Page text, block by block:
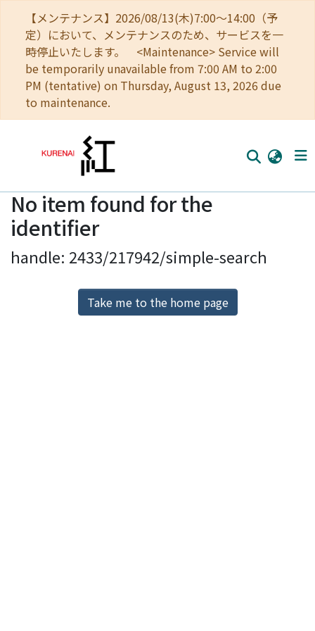
【メンテナンス】2026/08/13(木)7:00～14:00（予
定）において、メンテナンスのため、サービスを一
時停止いたします。 <Maintenance> Service will
be temporarily unavailable from 7:00 AM to 2:00
PM (tentative) on Thursday, August 13, 2026 due
to maintenance.
Home
Communities
Browse
Download Ranking
No item found for the
identifier
handle: 2433/217942/simple-search
Take me to the home page